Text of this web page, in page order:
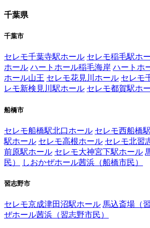
千葉県
千葉市
セレモ千葉寺駅ホール セレモ稲毛駅ホ
ホール ハートホール稲毛海岸 ハートホ
ホール山王 セレモ花見川ホール セレモ
レモ新検見川駅ホール セレモ都賀駅ホ
船橋市
セレモ船橋駅北口ホール セレモ西船橋
駅ホール セレモ高根ホール セレモ北習
前原駅ホール セレモ大神宮下駅ホール
民）
しおかぜホール茜浜（船橋市民）
習志野市
セレモ京成津田沼駅ホール 馬込斎場（
ぜホール茜浜（習志野市民）